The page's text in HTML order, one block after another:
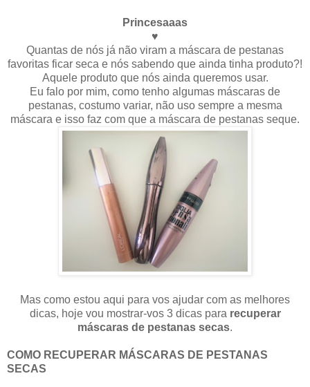
Princesaaas
♥
Quantas de nós já não viram a máscara de pestanas
favoritas ficar seca e nós sabendo que ainda tinha produto?!
Aquele produto que nós ainda queremos usar.
Eu falo por mim, como tenho algumas máscaras de
pestanas, costumo variar, não uso sempre a mesma
máscara e isso faz com que a máscara de pestanas seque.
Mas como estou aqui para vos ajudar com as melhores
dicas, hoje vou mostrar-vos 3 dicas para recuperar
máscaras de pestanas secas.
COMO RECUPERAR MÁSCARAS DE PESTANAS
SECAS